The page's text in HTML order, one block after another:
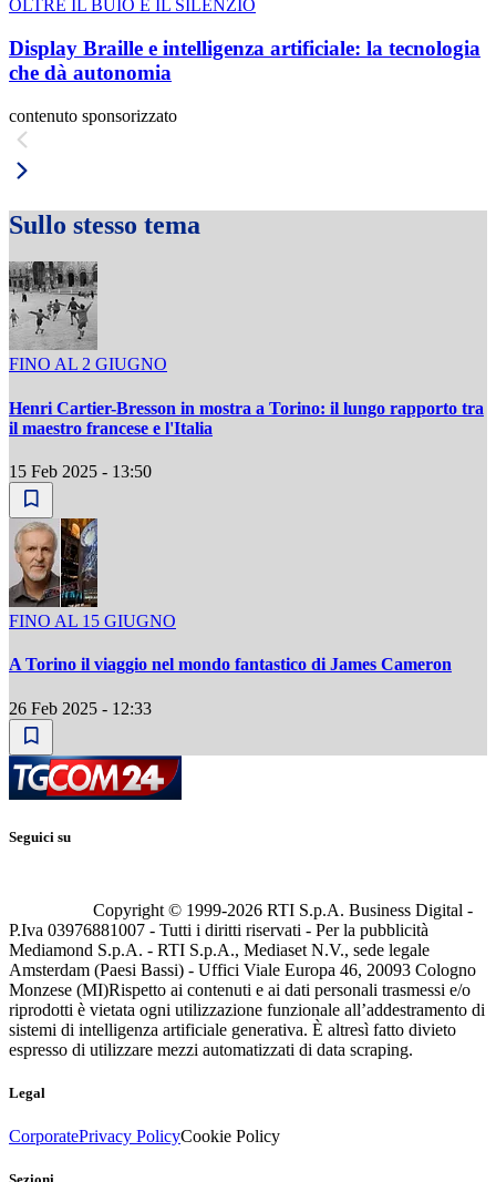
OLTRE IL BUIO E IL SILENZIO
Display Braille e intelligenza artificiale: la tecnologia
che dà autonomia
contenuto sponsorizzato
Sullo stesso tema
FINO AL 2 GIUGNO
Henri Cartier-Bresson in mostra a Torino: il lungo rapporto tra
il maestro francese e l'Italia
15 Feb 2025 - 13:50
FINO AL 15 GIUGNO
A Torino il viaggio nel mondo fantastico di James Cameron
26 Feb 2025 - 12:33
Seguici su
Copyright © 1999-2026 RTI S.p.A. Business Digital -
P.Iva 03976881007 - Tutti i diritti riservati - Per la pubblicità
Mediamond S.p.A. - RTI S.p.A., Mediaset N.V., sede legale
Amsterdam (Paesi Bassi) - Uffici Viale Europa 46, 20093 Cologno
Monzese (MI)Rispetto ai contenuti e ai dati personali trasmessi e/o
riprodotti è vietata ogni utilizzazione funzionale all’addestramento di
sistemi di intelligenza artificiale generativa. È altresì fatto divieto
espresso di utilizzare mezzi automatizzati di data scraping.
Legal
CorporatePrivacy PolicyCookie Policy